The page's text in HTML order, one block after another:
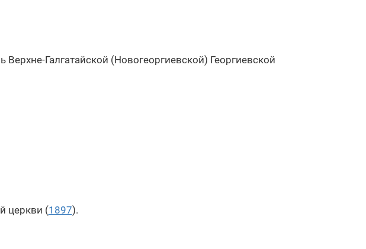
Галгатайской (Новогеоргиевской) Георгиевской
церкви (1897).